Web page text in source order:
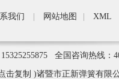
我们 网站地图 XML
全国咨询热线：
击复制 )诸暨市正新弹簧有限